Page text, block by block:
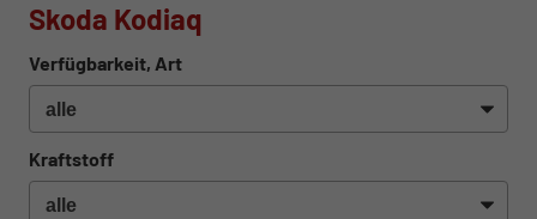
Skoda Kodiaq
Verfügbarkeit, Art
Kraftstoff